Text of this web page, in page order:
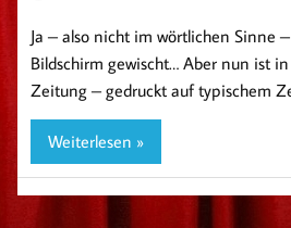
Ja – also nicht im wörtlichen Sinne
Bildschirm gewischt… Aber nun ist
Zeitung – gedruckt auf typischem
Weiterlesen »